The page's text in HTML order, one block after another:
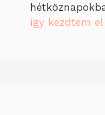
így kezdtem